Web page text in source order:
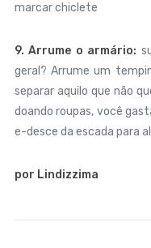
marcar chiclete
9. Arrume o armário:
geral? Arrume um
separar aquilo que não
doando roupas, você
e-desce da escada para
por Lindizzima